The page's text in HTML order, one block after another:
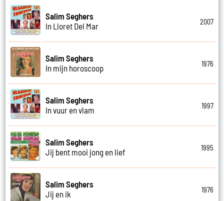
Salim Seghers
In Lloret Del Mar
2007
Salim Seghers
In mijn horoscoop
1976
Salim Seghers
In vuur en vlam
1997
Salim Seghers
Jij bent mooi jong en lief
1995
Salim Seghers
Jij en ik
1976